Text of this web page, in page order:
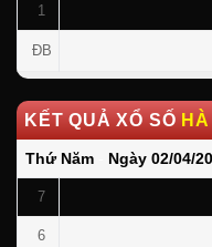
1
ĐB
KẾT QUẢ XỔ SỐ HÀ
Thứ Năm Ngày 02/04/
7
6